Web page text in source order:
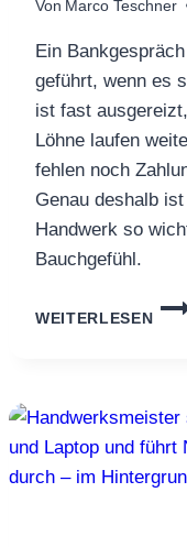
Von Marco Teschner
Ein
geführt, wenn es
ist fast
Löhne laufen
fehlen noch
Genau deshalb
Handwerk so
Bauchgefühl.
WEITERLESEN
DU